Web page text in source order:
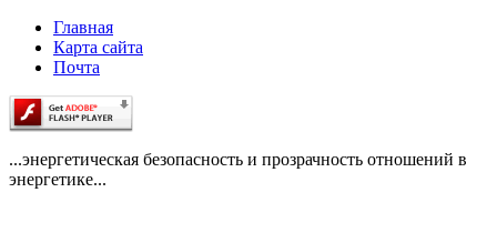
Главная
Карта сайта
Почта
...энергетическая безопасность и прозрачность отношений в
энергетике...